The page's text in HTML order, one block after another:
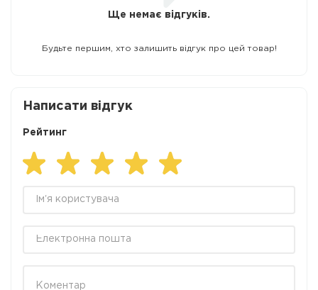
Ще немає відгуків.
Будьте першим, хто залишить відгук про цей товар!
Написати відгук
Рейтинг